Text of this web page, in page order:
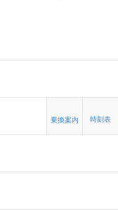
乗換案内 時刻表